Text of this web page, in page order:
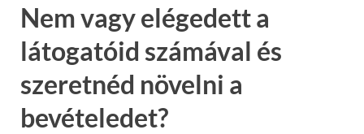
Nem vagy elégedett a
látogatóid számával és
szeretnéd növelni a
bevételedet?